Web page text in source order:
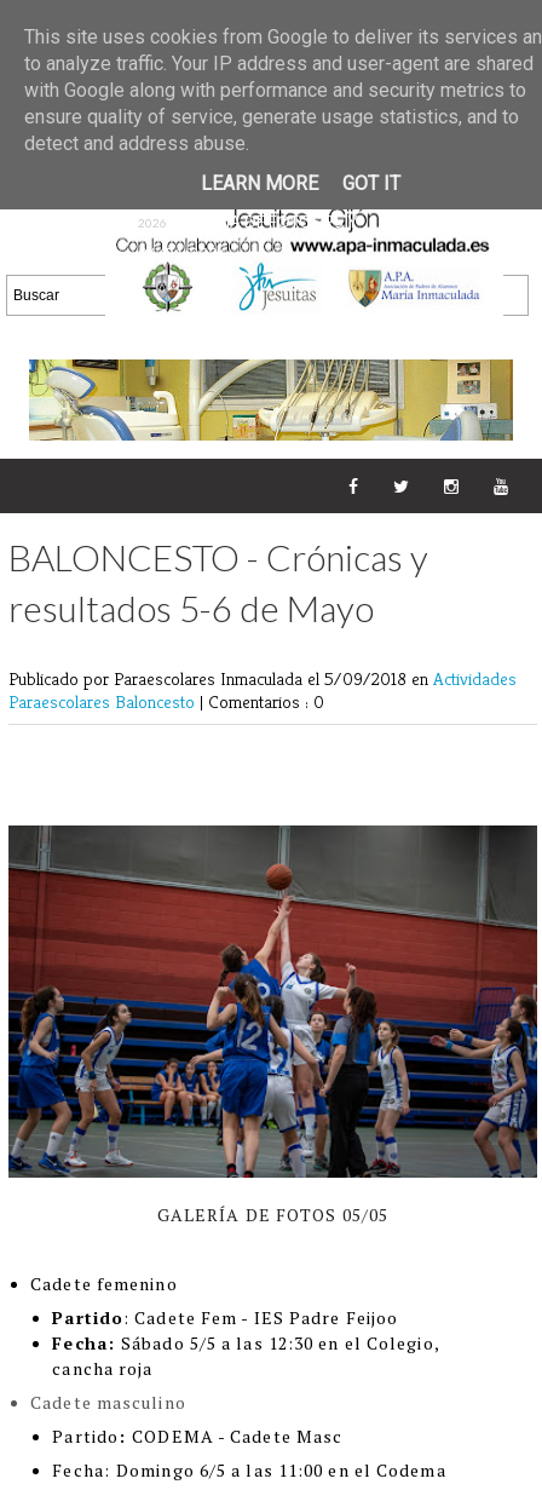
02 jun 2026
GALERIA DE FOTOS
30/05/2026
25 may 2026
GALERIA
DE FOTOS 23/05/2026
20 may
2026
GALERIA DE FOTOS
16/05/2026
DE FOTOS 09/05/2026
28 abr
2026
GALERIA DE FOTOS 25 Y
26/04/2026
BALONCESTO - Crónicas y
resultados 5-6 de Mayo
Publicado por Paraescolares Inmaculada el 5/09/2018 en Actividades
Paraescolares Baloncesto | Comentarios : 0
GALERÍA DE FOTOS 05/05
Cadete femenino
Partido: Cadete Fem - IES Padre Feijoo
Fecha:Sábado 5/5 a las 12:30 en el Colegio,
cancha roja
Cadete masculino
Partido :CODEMA - Cadete Masc
Fecha: Domingo 6/5 a las 11:00 en el Codema
This site uses cookies from Google to deliver its services
to analyze traffic. Your IP address and user-agent are shared
with Google along with performance and security metrics to
ensure quality of service, generate usage statistics, and to
detect and address abuse.
LEARN MORE
GOT IT